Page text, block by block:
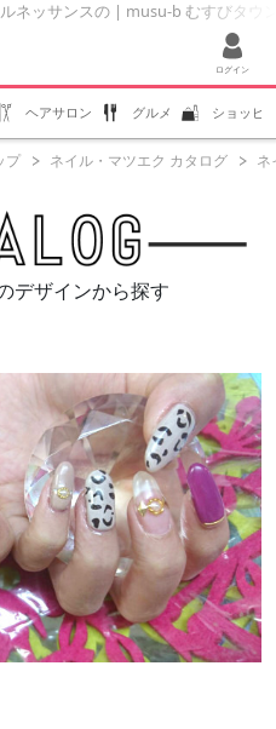
ネッサンスの | musu-b むすびタウ
ログイン
ヘアサロン グルメ ショッピ
プ ネイル・マツエク カタログ
デザインから探す